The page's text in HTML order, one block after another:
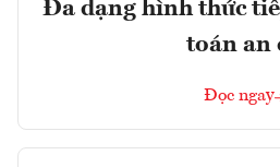
Đa dạng hình thức
toán an
Đọc ngay